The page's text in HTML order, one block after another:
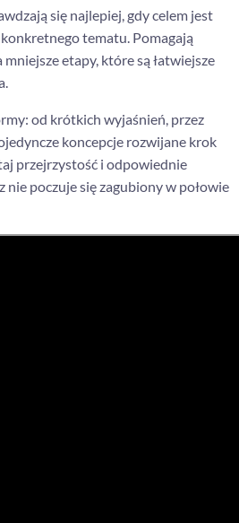
się najlepiej, gdy celem jest
tematu. Pomagają
mniejsze etapy, które są łatwiejsze
od krótkich wyjaśnień, przez
koncepcje rozwijane krok
przejrzystość i odpowiednie
poczuje się zagubiony w połowie